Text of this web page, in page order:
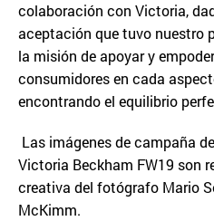
colaboración con Victoria,
aceptación que tuvo nuestro
la misión de apoyar y
consumidores en cada
encontrando el equilibrio
Las imágenes de campaña
Victoria Beckham FW19 son
creativa del fotógrafo Mario
McKimm.